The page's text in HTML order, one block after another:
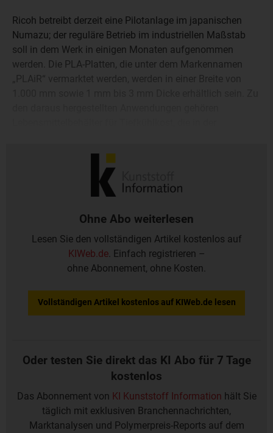
Ricoh betreibt derzeit eine Pilotanlage im japanischen
Numazu; der reguläre Betrieb im industriellen Maßstab
soll in dem Werk in einigen Monaten aufgenommen
werden. Die PLA-Platten, die unter dem Markennamen
„PLAiR“ vermarktet werden, werden in einer Breite von
Fertiggerichte zum Mitnehmen oder Kaffeedeckel.
Ohne Abo weiterlesen
Lesen Sie den vollständigen Artikel kostenlos auf
KIWeb.de. Einfach registrieren –
ohne Abonnement, ohne Kosten.
Vollständigen Artikel kostenlos auf KIWeb.de lesen
Oder testen Sie direkt das KI Abo für 7 Tage
kostenlos
Das Abonnement von KI Kunststoff Information hält Sie
täglich mit exklusiven Branchennachrichten,
Marktanalysen und Polymerpreis-Reports auf dem